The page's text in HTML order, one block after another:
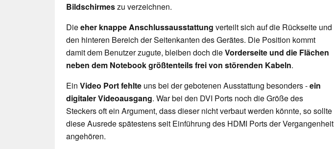
Bildschirmeszu verzeichnen.
Dieeher knappe Anschlussausstattung verteilt sich auf die Rückseite und
den hinteren Bereich der Seitenkanten des Gerätes. Die Position kommt
damit dem Benutzer zugute, bleiben doch dieVorderseite und die Flächen
neben dem Notebook größtenteils frei von störenden Kabeln.
Ein Video Port fehlte uns bei der gebotenen Ausstattung besonders -ein
digitaler Videoausgang. War bei den DVI Ports noch die Größe des
Steckers oft ein Argument, dass dieser nicht verbaut werden könnte, so sollte
diese Ausrede spätestens seit Einführung des HDMI Ports der Vergangenheit
angehören.